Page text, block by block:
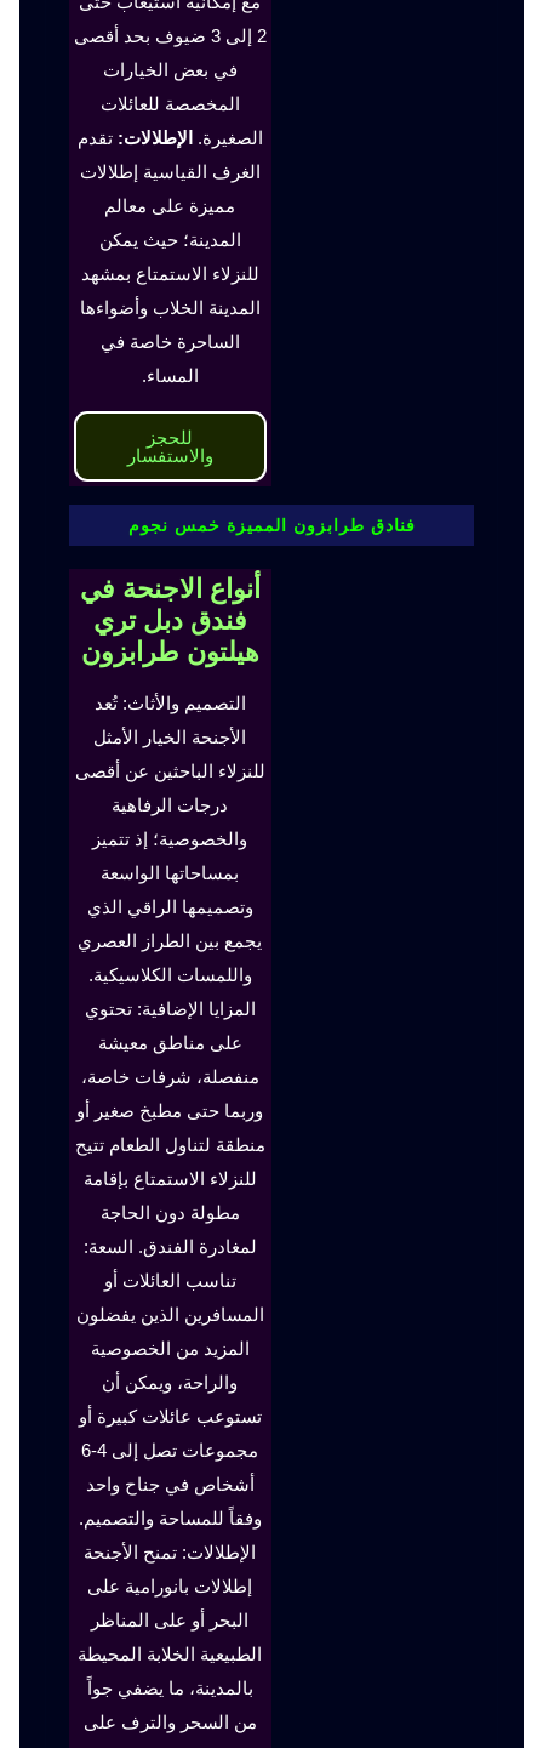
2 إلى 3 ضيوف بحد أقصى
في بعض الخيارات
المخصصة للعائلات
الصغيرة. الإطلالات: تقدم
الغرف القياسية إطلالات
مميزة على معالم
المدينة؛ حيث يمكن
للنزلاء الاستمتاع بمشهد
المدينة الخلاب وأضواءها
الساحرة خاصة في
المساء.
للحجز
والاستفسار
فنادق طرابزون المميزة خمس نجوم
أنواع الاجنحة في
فندق دبل تري
هيلتون طرابزون
التصميم والأثاث: تُعد
الأجنحة الخيار الأمثل
للنزلاء الباحثين عن أقصى
درجات الرفاهية
والخصوصية؛ إذ تتميز
بمساحاتها الواسعة
وتصميمها الراقي الذي
يجمع بين الطراز العصري
واللمسات الكلاسيكية.
المزايا الإضافية: تحتوي
على مناطق معيشة
منفصلة، شرفات خاصة،
وربما حتى مطبخ صغير أو
منطقة لتناول الطعام تتيح
للنزلاء الاستمتاع بإقامة
مطولة دون الحاجة
لمغادرة الفندق. السعة:
تناسب العائلات أو
المسافرين الذين يفضلون
المزيد من الخصوصية
والراحة، ويمكن أن
تستوعب عائلات كبيرة أو
مجموعات تصل إلى 4-6
أشخاص في جناح واحد
وفقاً للمساحة والتصميم.
الإطلالات: تمنح الأجنحة
إطلالات بانورامية على
البحر أو على المناظر
الطبيعية الخلابة المحيطة
بالمدينة، ما يضفي جواً
من السحر والترف على